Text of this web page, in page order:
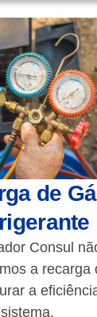
de
Consul
a recarga
a
sistema.